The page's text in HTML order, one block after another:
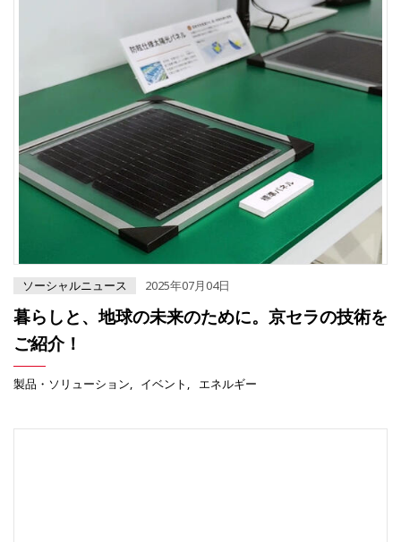
ソーシャルニュース 2025年07月04日
暮らしと、地球の未来のために。京セラの技術を
ご紹介！
製品・ソリューション イベント エネルギー